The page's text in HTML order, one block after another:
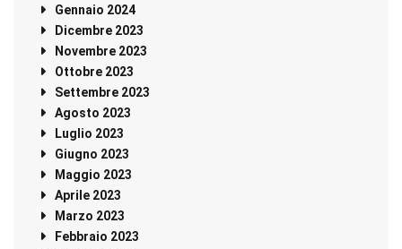
Gennaio 2024
Dicembre 2023
Novembre 2023
Ottobre 2023
Settembre 2023
Agosto 2023
Luglio 2023
Giugno 2023
Maggio 2023
Aprile 2023
Marzo 2023
Febbraio 2023